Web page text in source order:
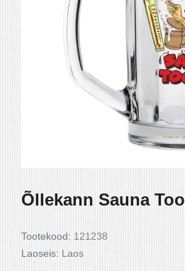
Õllekann Sauna
Tootekood: 121238
Laoseis: Laos
KIRSID TUMEDAS
ŠOKOLAADIS vegan